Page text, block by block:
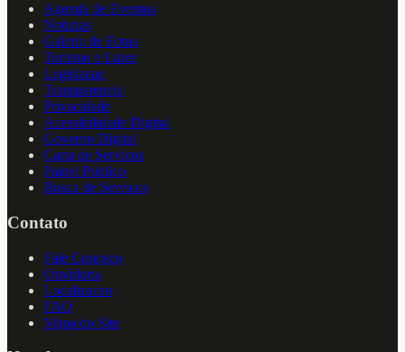
Agenda de Eventos
Noticias
Galeria de Fotos
Turismo e Lazer
Legislacao
Transparencia
Privacidade
Acessibilidade Digital
Governo Digital
Carta de Servicos
Painel Publico
Busca de Servicos
Contato
Fale Conosco
Ouvidoria
Localizacao
FAQ
Mapa do Site